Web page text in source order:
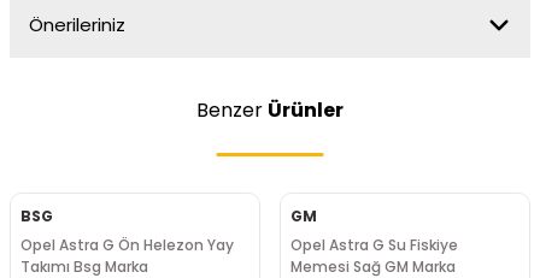
Önerileriniz
Benzer Ürünler
BSG
Opel Astra G Ön Helezon Yay
Takımı Bsg Marka
GM
Opel Astra G Su Fiskiye
Memesi Sağ GM Marka